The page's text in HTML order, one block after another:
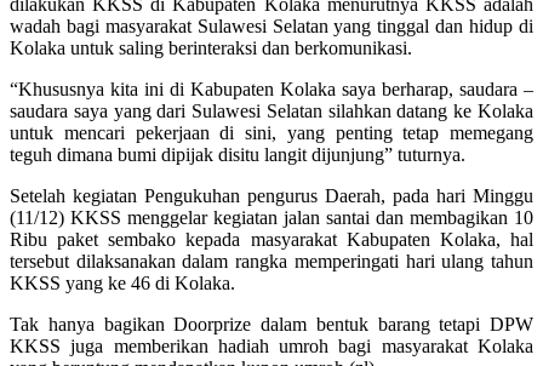
wadah bagi masyarakat Sulawesi Selatan yang tinggal dan hidup di
Kolaka untuk saling berinteraksi dan berkomunikasi.
“Khususnya kita ini di Kabupaten Kolaka saya berharap, saudara –
saudara saya yang dari Sulawesi Selatan silahkan datang ke Kolaka
untuk mencari pekerjaan di sini, yang penting tetap memegang
teguh dimana bumi dipijak disitu langit dijunjung” tuturnya.
Setelah kegiatan Pengukuhan pengurus Daerah, pada hari Minggu
(11/12) KKSS menggelar kegiatan jalan santai dan membagikan 10
Ribu paket sembako kepada masyarakat Kabupaten Kolaka, hal
tersebut dilaksanakan dalam rangka memperingati hari ulang tahun
KKSS yang ke 46 di Kolaka.
Tak hanya bagikan Doorprize dalam bentuk barang tetapi DPW
KKSS juga memberikan hadiah umroh bagi masyarakat Kolaka